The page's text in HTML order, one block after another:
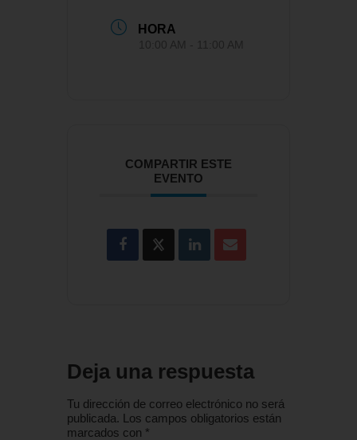
HORA
COMPARTIR ESTE
EVENTO
Deja una respuesta
Tu dirección de correo electrónico no será
publicada. Los campos obligatorios están
marcados con *